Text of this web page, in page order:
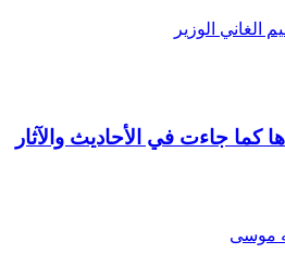
الغاني الوزير
كما جاءت في الأحاديث والآثار
موسى